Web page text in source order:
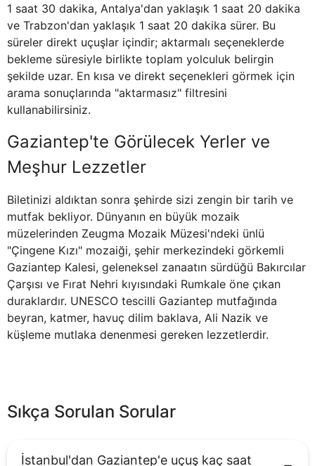
1 saat 30 dakika, Antalya'dan yaklaşık 1 saat 20 dakika
ve Trabzon'dan yaklaşık 1 saat 20 dakika sürer. Bu
süreler direkt uçuşlar içindir; aktarmalı seçeneklerde
bekleme süresiyle birlikte toplam yolculuk belirgin
şekilde uzar. En kısa ve direkt seçenekleri görmek için
arama sonuçlarında "aktarmasız" filtresini
kullanabilirsiniz.
Gaziantep'te Görülecek Yerler ve
Meşhur Lezzetler
Biletinizi aldıktan sonra şehirde sizi zengin bir tarih ve
mutfak bekliyor. Dünyanın en büyük mozaik
müzelerinden Zeugma Mozaik Müzesi'ndeki ünlü
"Çingene Kızı" mozaiği, şehir merkezindeki görkemli
Gaziantep Kalesi, geleneksel zanaatın sürdüğü Bakırcılar
Çarşısı ve Fırat Nehri kıyısındaki Rumkale öne çıkan
duraklardır. UNESCO tescilli Gaziantep mutfağında
beyran, katmer, havuç dilim baklava, Ali Nazik ve
küşleme mutlaka denenmesi gereken lezzetlerdir.
Sıkça Sorulan Sorular
İstanbul'dan Gaziantep'e uçuş kaç saat